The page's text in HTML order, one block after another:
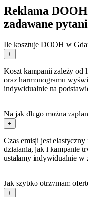
Reklama
zadawane
Ile kosztuje DOOH w
+
Koszt kampanii zależy od
oraz harmonogramu
indywidualnie na
Na jak długo można
+
Czas emisji jest
działania, jak i kampanie
ustalamy indywidualnie w
Jak szybko otrzymam
+